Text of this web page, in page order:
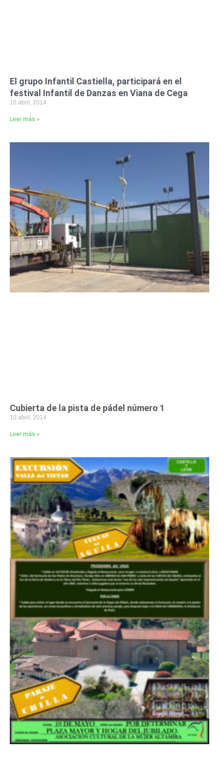
El grupo Infantil Castiella, participará en el
festival Infantil de Danzas en Viana de Cega
10 abril, 2014
Leer más »
Cubierta de la pista de pádel número 1
10 abril, 2014
Leer más »